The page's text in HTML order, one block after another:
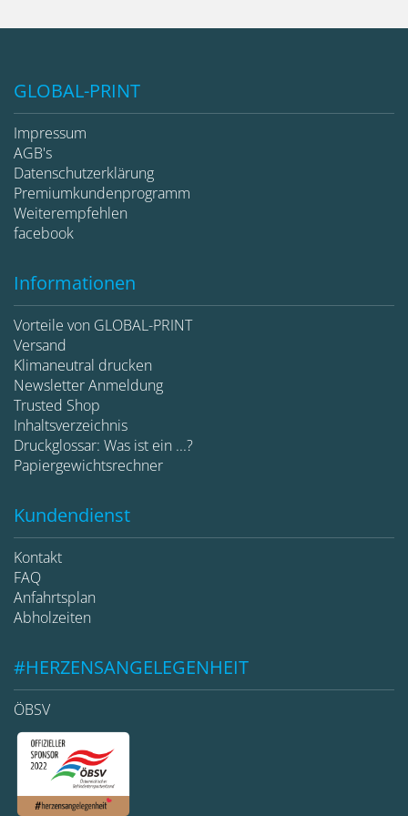
GLOBAL-PRINT
Impressum
AGB's
Datenschutzerklärung
Premiumkundenprogramm
Weiterempfehlen
facebook
Informationen
Vorteile von GLOBAL-PRINT
Versand
Klimaneutral drucken
Newsletter Anmeldung
Trusted Shop
Inhaltsverzeichnis
Druckglossar: Was ist ein ...?
Papiergewichtsrechner
Kundendienst
Kontakt
FAQ
Anfahrtsplan
Abholzeiten
#HERZENSANGELEGENHEIT
ÖBSV